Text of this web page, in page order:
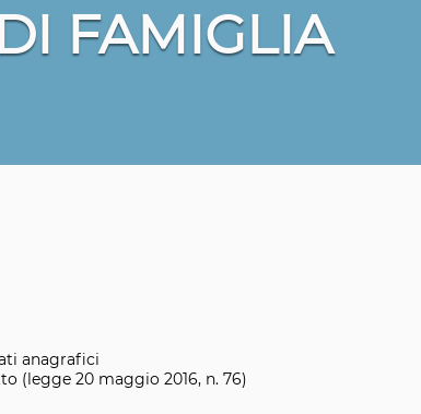
FAMIGLIA
anagrafici
(legge 20 maggio 2016, n. 76)